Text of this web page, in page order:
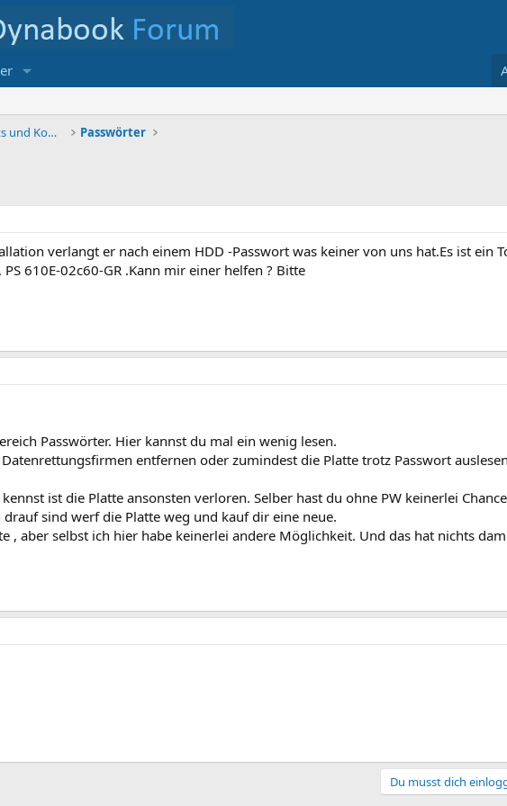
Toshiba Dynabook Notebooks Tablets und Komponenten Passwörter
verlangt er nach einem HDD -Passwort was keiner von uns hat.Es ist ein
610E-02c60-GR .Kann mir einer helfen ? Bitte
Passwörter. Hier kannst du mal ein wenig lesen.
entfernen oder zumindest die Platte trotz Passwort
ist die Platte ansonsten verloren. Selber hast du ohne PW keinerlei
sind werf die Platte weg und kauf dir eine neue.
, aber selbst ich hier habe keinerlei andere Möglichkeit. Und das hat nichts
Du musst dich